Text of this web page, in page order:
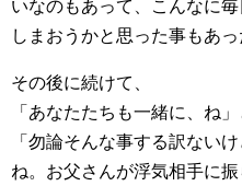
いなのもあって、こんなに
しまおうかと思った事もあっ
その後に続けて、
「あなたたちも一緒に、ね」
「勿論そんな事する訳ない
ね。お父さんが浮気相手に